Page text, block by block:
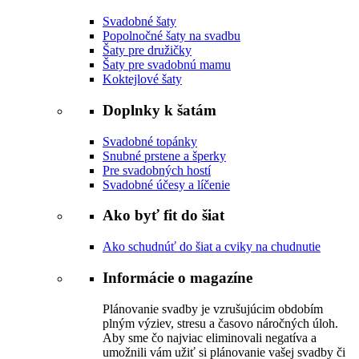
Svadobné šaty
Popolnočné šaty na svadbu
Šaty pre družičky
Šaty pre svadobnú mamu
Koktejlové šaty
Doplnky k šatám
Svadobné topánky
Snubné prstene a šperky
Pre svadobných hostí
Svadobné účesy a líčenie
Ako byť fit do šiat
Ako schudnúť do šiat a cviky na chudnutie
Informácie o magazíne
Plánovanie svadby je vzrušujúcim obdobím
plným výziev, stresu a časovo náročných úloh.
Aby sme čo najviac eliminovali negatíva a
umožnili vám užiť si plánovanie vašej svadby či